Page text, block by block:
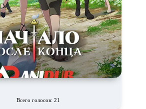
Всего голосов: 21